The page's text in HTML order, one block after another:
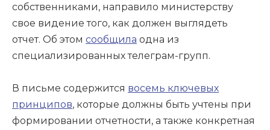
собственниками, направило министерству
свое видение того, как должен выглядеть
отчет. Об этом сообщила одна из
специализированных телеграм-групп.
В письме содержится восемь ключевых
принципов, которые должны быть учтены при
формировании отчетности, а также конкретная